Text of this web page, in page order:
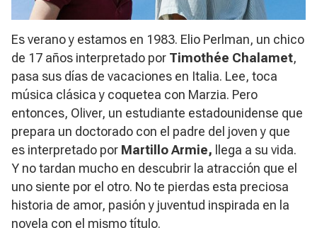
Es verano y estamos en 1983. Elio Perlman, un chico
de 17 años interpretado por Timothée Chalamet,
pasa sus días de vacaciones en Italia. Lee, toca
música clásica y coquetea con Marzia. Pero
entonces, Oliver, un estudiante estadounidense que
prepara un doctorado con el padre del joven y que
es interpretado por Martillo Armie, llega a su vida.
Y no tardan mucho en descubrir la atracción que el
uno siente por el otro. No te pierdas esta preciosa
historia de amor, pasión y juventud inspirada en la
novela con el mismo título.